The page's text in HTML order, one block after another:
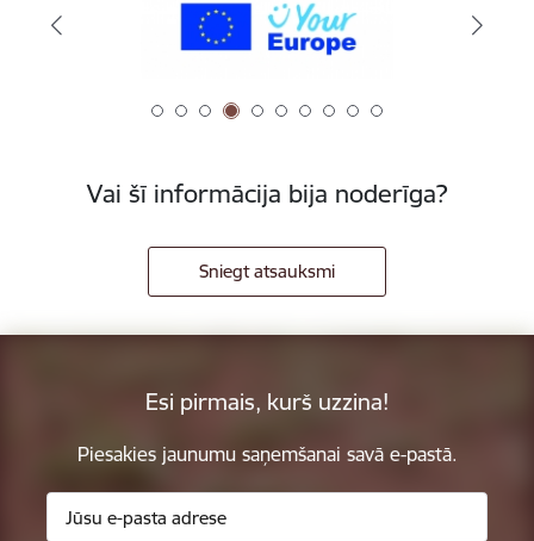
Vai šī informācija bija noderīga?
Sniegt atsauksmi
Esi pirmais, kurš uzzina!
Piesakies jaunumu saņemšanai savā e-pastā.